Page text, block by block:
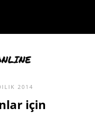
2014
için